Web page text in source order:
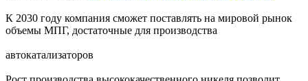
К 2030 году компания сможет поставлять на мировой рынок
объемы МПГ, достаточные для производства
автокатализаторов